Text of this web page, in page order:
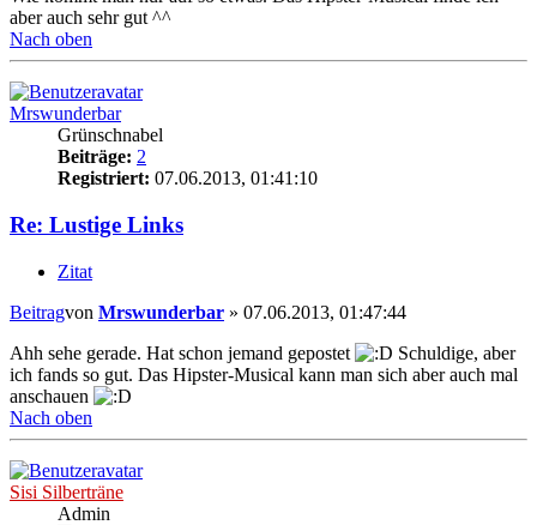
aber auch sehr gut ^^
Nach oben
Mrswunderbar
Grünschnabel
Beiträge: 2
Registriert: 07.06.2013, 01:41:10
Re: Lustige Links
Zitat
Beitragvon Mrswunderbar » 07.06.2013, 01:47:44
Ahh sehe gerade. Hat schon jemand gepostet
Schuldige, aber
ich fands so gut. Das Hipster-Musical kann man sich aber auch mal
anschauen
Nach oben
Sisi Silberträne
Admin